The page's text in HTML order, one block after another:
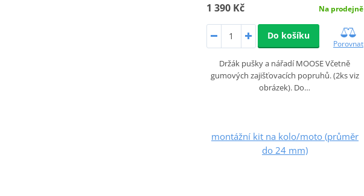
1 390 Kč Na prodejně
Do košíku
Porovnat
Držák pušky a nářadí MOOSE Včetně
gumových zajišťovacích popruhů. (2ks viz
obrázek). Do…
montážní kit na kolo/moto (průměr
do 24 mm)